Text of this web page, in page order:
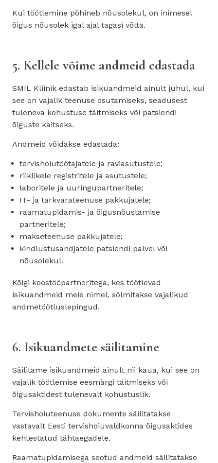
Kui töötlemine põhineb nõusolekul, on inimesel
õigus nõusolek igal ajal tagasi võtta.
5. Kellele võime andmeid edastada
SMIL Kliinik edastab isikuandmeid ainult juhul, kui
see on vajalik teenuse osutamiseks, seadusest
tuleneva kohustuse täitmiseks või patsiendi
õiguste kaitseks.
Andmeid võidakse edastada:
tervishoiutöötajatele ja raviasutustele;
riiklikele registritele ja asutustele;
laboritele ja uuringupartneritele;
IT- ja tarkvarateenuse pakkujatele;
raamatupidamis- ja õigusnõustamise
partneritele;
makseteenuse pakkujatele;
kindlustusandjatele patsiendi palvel või
nõusolekul.
Kõigi koostööpartneritega, kes töötlevad
isikuandmeid meie nimel, sõlmitakse vajalikud
andmetöötluslepingud.
6. Isikuandmete säilitamine
Säilitame isikuandmeid ainult nii kaua, kui see on
vajalik töötlemise eesmärgi täitmiseks või
õigusaktidest tulenevalt kohustuslik.
Tervishoiuteenuse dokumente säilitatakse
vastavalt Eesti tervishoiuvaldkonna õigusaktides
kehtestatud tähtaegadele.
Raamatupidamisega seotud andmeid säilitatakse